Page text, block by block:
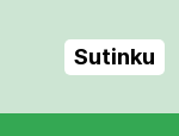
Sutinku